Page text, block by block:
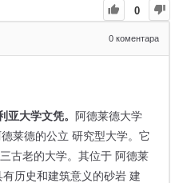
0
0 коментара
亚大学文凭。 阿德莱德大学
莱德的公立 研究型大学。它
古老的大学。其位于 阿德莱
历史和建筑意义的砂岩 建